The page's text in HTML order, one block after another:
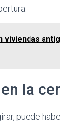
viviendas
la
puede